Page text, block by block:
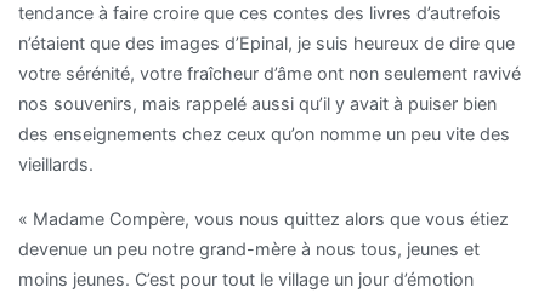
tendance à faire croire que ces contes des livres d’autrefois
n’étaient que des images d’Epinal, je suis heureux de dire que
votre sérénité, votre fraîcheur d’âme ont non seulement ravivé
nos souvenirs, mais rappelé aussi qu’il y avait à puiser bien
des enseignements chez ceux qu’on nomme un peu vite des
vieillards.
« Madame Compère, vous nous quittez alors que vous étiez
devenue un peu notre grand-mère à nous tous, jeunes et
moins jeunes. C’est pour tout le village un jour d’émotion